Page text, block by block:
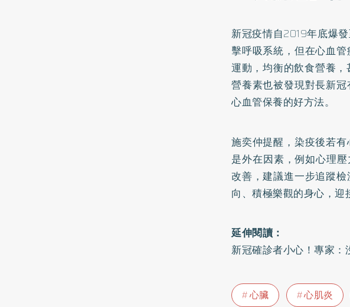
新冠疫情自2019年底爆
擊呼吸系統，但在心血
運動，均衡的飲食營養
營養素也被發現對長新
心血管保養的好方法。
施奕仲提醒，染疫後若
是外在因素，例如心理
改善，建議進一步追蹤
向、積極樂觀的身心，迎
延伸閱讀：
新冠確診者小心！專家
心臟 心肌炎